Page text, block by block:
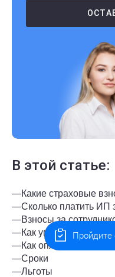
В этой статье:
—Какие страховые
—Сколько платить ИП
—Взносы за
—Как уменьшить
—Как оплачивать
—Сроки
—Льготы
Пройдите